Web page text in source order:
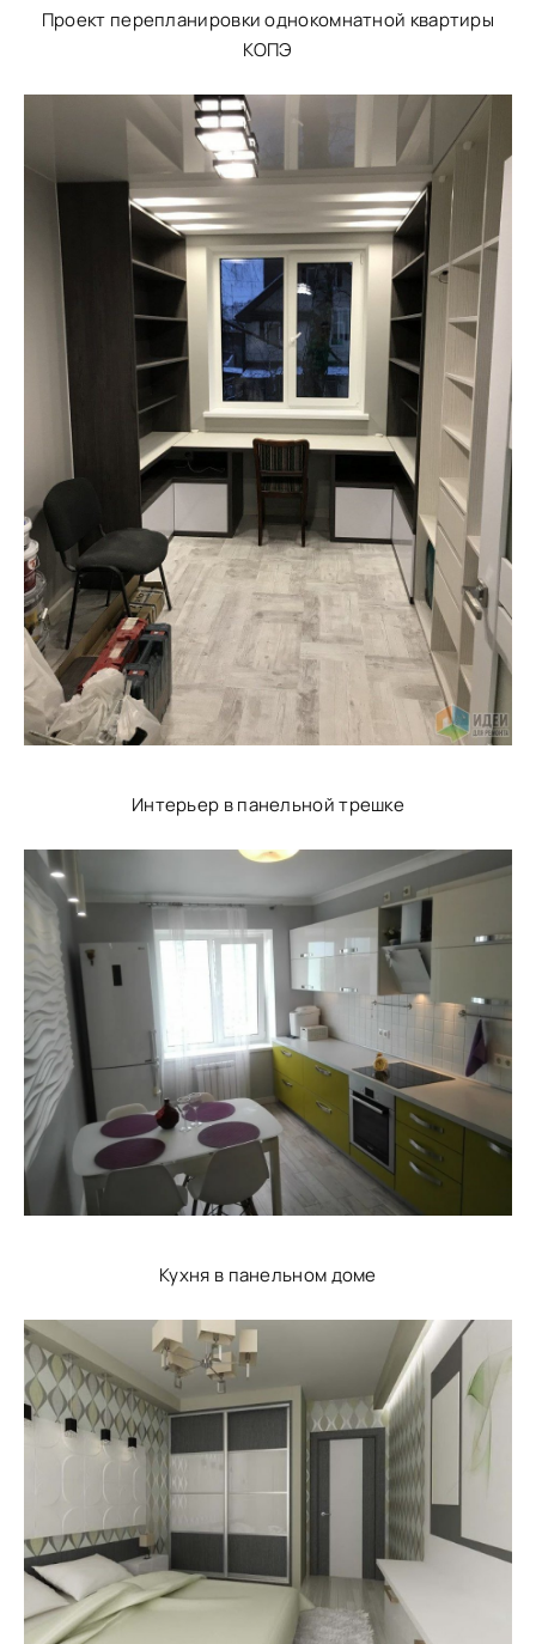
Проект перепланировки однокомнатной квартиры
КОПЭ
Интерьер в панельной трешке
Кухня в панельном доме